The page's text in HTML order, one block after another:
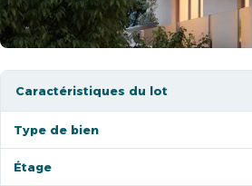
Caractéristiques du lot
Type de bien
Étage